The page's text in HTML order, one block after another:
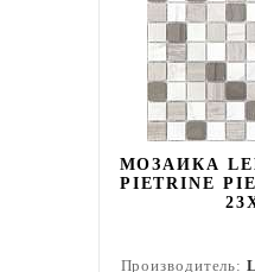
МОЗАИКА
PIETRINE
Производитель: